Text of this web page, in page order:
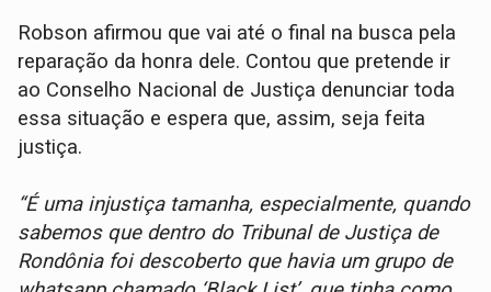
Robson afirmou que vai até o final na busca pela
reparação da honra dele. Contou que pretende ir
ao Conselho Nacional de Justiça denunciar toda
essa situação e espera que, assim, seja feita
justiça.
“É uma injustiça tamanha, especialmente, quando
sabemos que dentro do Tribunal de Justiça de
Rondônia foi descoberto que havia um grupo de